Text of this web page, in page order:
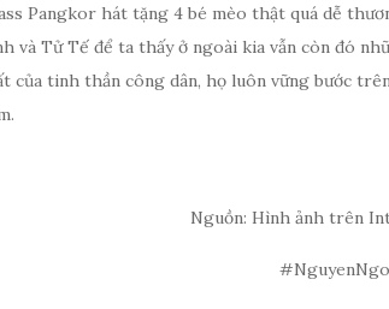
Pangkor hát tặng 4 bé mèo thật quá dễ
và Tử Tế để ta thấy ở ngoài kia vẫn còn đó
của tinh thần công dân, họ luôn vững bước
Nguồn: Hình ảnh trên